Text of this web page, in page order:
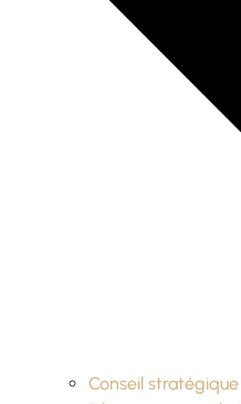
Conseil stratégique